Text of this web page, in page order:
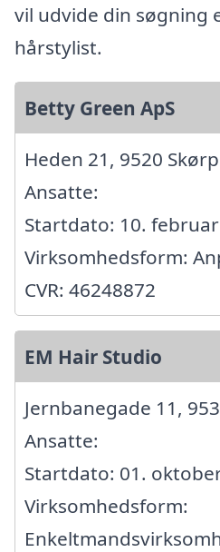
vil udvide din søgning
hårstylist.
Betty Green ApS
Heden 21, 9520
Ansatte:
Startdato: 10.
Virksomhedsform:
CVR: 46248872
EM Hair Studio
Jernbanegade 11,
Ansatte:
Startdato: 01.
Virksomhedsform: